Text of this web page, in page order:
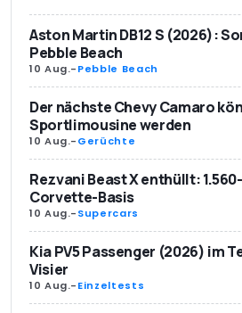
Aston Martin DB12 S (2026):
Pebble Beach
10 Aug.-Pebble Beach
Der nächste Chevy Camaro
Sportlimousine werden
10 Aug.-Gerüchte
Rezvani Beast X enthüllt:
Corvette-Basis
10 Aug.-Supercars
Kia PV5 Passenger (2026) im
Visier
10 Aug.-Einzeltests